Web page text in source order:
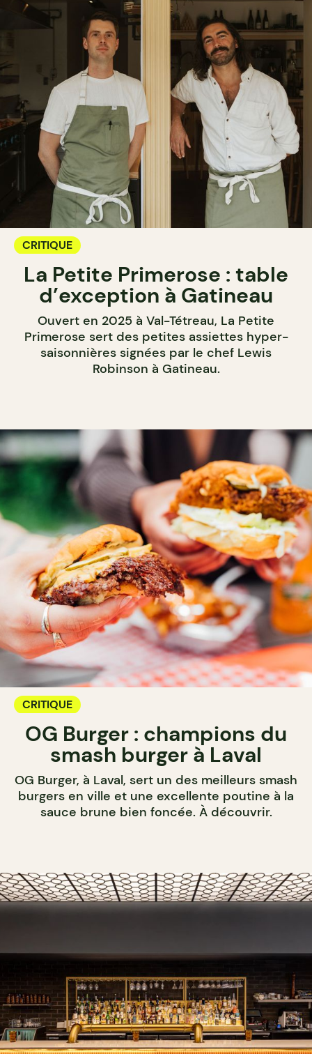
CRITIQUE
La Petite Primerose : table
d’exception à Gatineau
Ouvert en 2025 à Val-Tétreau, La Petite
Primerose sert des petites assiettes hyper-
saisonnières signées par le chef Lewis
Robinson à Gatineau.
CRITIQUE
OG Burger : champions du
smash burger à Laval
OG Burger, à Laval, sert un des meilleurs smash
burgers en ville et une excellente poutine à la
sauce brune bien foncée. À découvrir.